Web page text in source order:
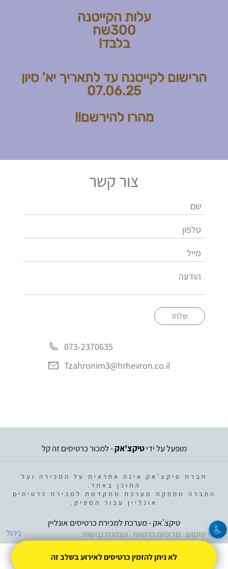
עלות הקייטנה
300שח
בלבד!
הרישום לקייטנה עד לתאריך יא' סיון
07.06.25
מהרו להירשם!!
צור קשר
שלחו
073-2370635
Tzahronim3@hrhevron.co.il
מופעל על ידיטיקצ'אק- למכור כרטיסים זה קל
חברת טיקצ'אק אינה אחראית על המכירה ועל
התוכן באתר.
החברה מספקת מערכת מתקדמת למכירת כרטיסים
אונליין עבור המפיק.
ניהול
טיקצ'אק - מערכת למכירת כרטיסים אונליין
תנאי שימוש מדיניות פרטיות הצהרת נגישות
לא ניתן להזמין כרטיסים לאירוע בשלב זה